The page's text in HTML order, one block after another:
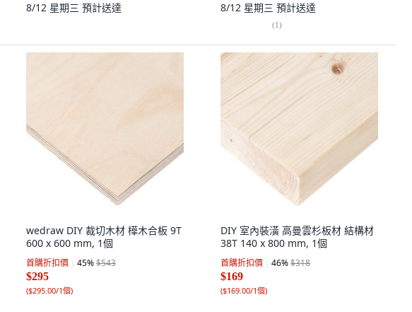
8/12 星期三 預計送達 8/12 星期三 預計送達
(1)
wedraw DIY 裁切木材 樺木合板 9T
600 x 600 mm, 1個
首購折扣價 45%$543
$295
($295.00/1個)
DIY 室內裝潢 高曼雲杉板材 結構材
38T 140 x 800 mm, 1個
首購折扣價 46%$318
$169
($169.00/1個)